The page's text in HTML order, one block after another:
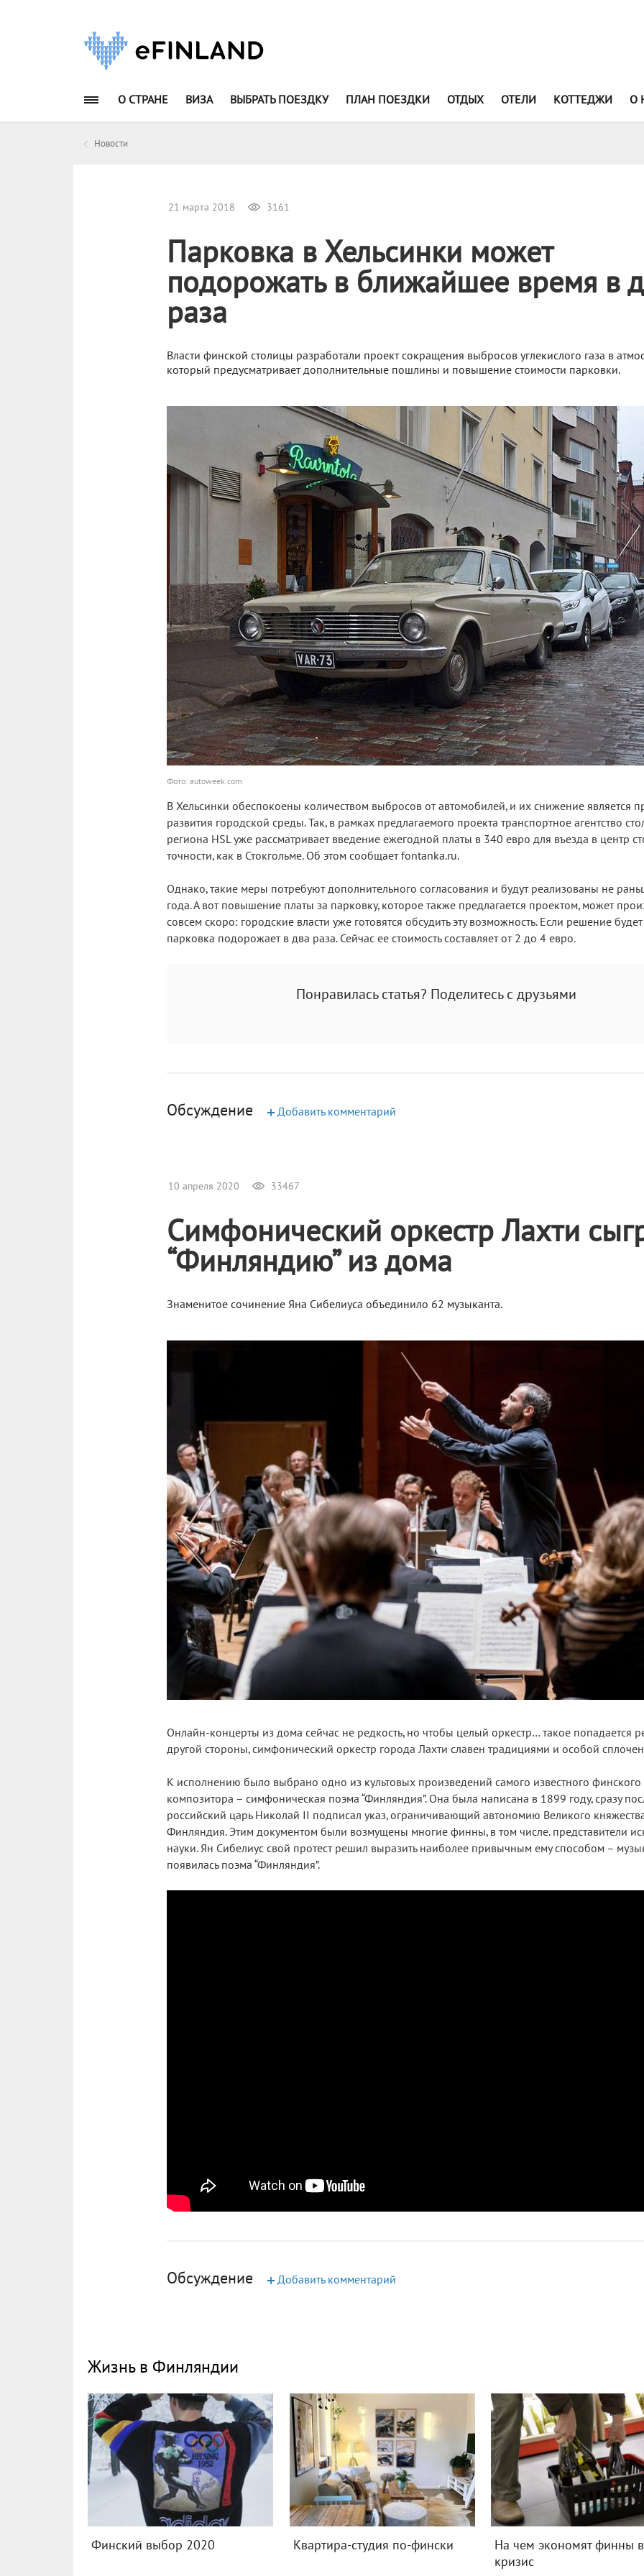
О СТРАНЕ ВИЗА ВЫБРАТЬ ПОЕЗДКУ ПЛАН ПОЕЗДКИ ОТДЫХ ОТЕЛИ КОТТЕДЖИ О
Новости
21 марта 2018 3161
Парковка в Хельсинки может
подорожать в ближайшее время в
раза
Власти финской столицы разработали проект сокращения выбросов углекислого газа в
который предусматривает дополнительные пошлины и повышение стоимости парковки.
Фото: autoweek.com
В Хельсинки обеспокоены количеством выбросов от автомобилей, и их снижение является
развития городской среды. Так, в рамках предлагаемого проекта транспортное агентство
региона HSL уже рассматривает введение ежегодной платы в 340 евро для въезда в центр
точности, как в Стокгольме. Об этом сообщает fontanka.ru.
Однако, такие меры потребуют дополнительного согласования и будут реализованы не
года. А вот повышение платы за парковку, которое также предлагается проектом, может
совсем скоро: городские власти уже готовятся обсудить эту возможность. Если решение
парковка подорожает в два раза. Сейчас ее стоимость составляет от 2 до 4 евро.
Понравилась статья? Поделитесь с друзьями
Обсуждение +Добавить комментарий
10 апреля 2020 33467
Симфонический оркестр Лахти
“Финляндию” из дома
Знаменитое сочинение Яна Сибелиуса объединило 62 музыканта.
Онлайн-концерты из дома сейчас не редкость, но чтобы целый оркестр… такое попадается
другой стороны, симфонический оркестр города Лахти славен традициями и особой
К исполнению было выбрано одно из культовых произведений самого известного финского
композитора – симфоническая поэма “Финляндия”. Она была написана в 1899 году, сразу
российский царь Николай II подписал указ, ограничивающий автономию Великого
Финляндия. Этим документом были возмущены многие финны, в том числе. представители
науки. Ян Сибелиус свой протест решил выразить наиболее привычным ему способом –
появилась поэма “Финляндия”.
Обсуждение +Добавить комментарий
Жизнь в Финляндии
Финский выбор 2020 Квартира-студия по-фински
На чем экономят финны в
кризис